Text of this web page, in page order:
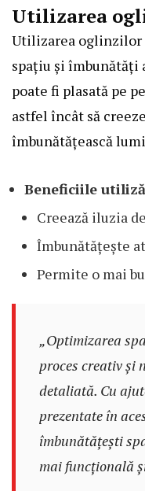
Utilizarea
Utilizarea oglinzilor
spațiu și îmbunătăți
poate fi plasată pe
astfel încât să
îmbunătățească
Beneficiile
Creează iluzia
Îmbunătățește
Permite o mai
„Optimizarea
proces creativ și
detaliată. Cu
prezentate în
îmbunătățești
mai funcțională